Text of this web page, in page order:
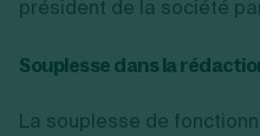
président de la société
Souplesse dans la
La souplesse de